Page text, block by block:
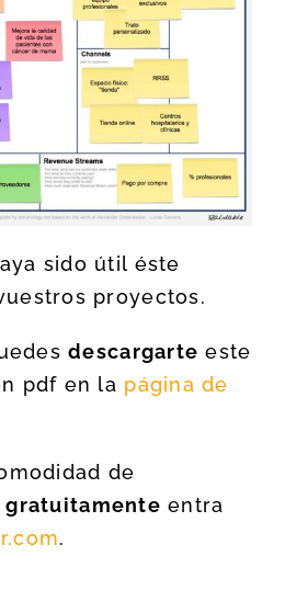
sido útil éste
proyectos.
descargarte este
pdf en la página de
de
gratuitamente entra
.